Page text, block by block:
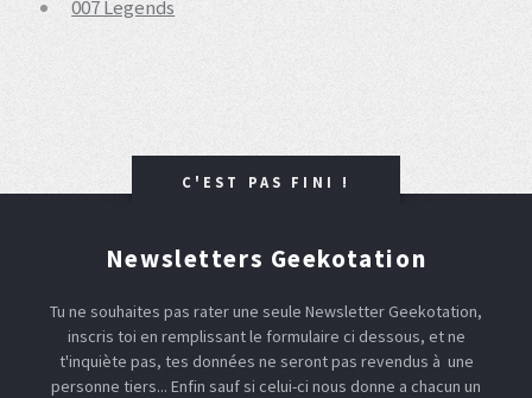
007 Legends
C'EST PAS FINI !
Newsletters Geekotation
Tu ne souhaites pas rater une seule Newsletter Geekotation,
inscris toi en remplissant le formulaire ci dessous, et ne
t'inquiète pas, tes données ne seront pas revendus à une
personne tiers... Enfin sauf si celui-ci nous donne a chacun un